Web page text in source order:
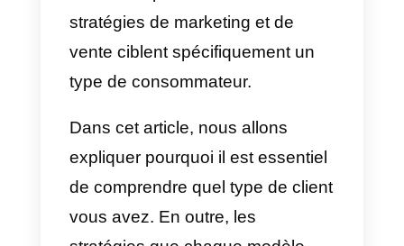
final.
Comprendre comment ces deux
types de modalités fonctionnent
et comment elles sont gérées est
très important pour développer
meilleures stratégies et